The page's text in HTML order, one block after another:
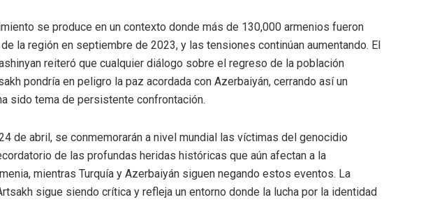
se produce en un contexto donde más de 130,000 armenios fueron
la región en septiembre de 2023, y las tensiones continúan aumentando. El
reiteró que cualquier diálogo sobre el regreso de la población
pondría en peligro la paz acordada con Azerbaiyán, cerrando así un
sido tema de persistente confrontación.
de abril, se conmemorarán a nivel mundial las víctimas del genocidio
de las profundas heridas históricas que aún afectan a la
mientras Turquía y Azerbaiyán siguen negando estos eventos. La
sigue siendo crítica y refleja un entorno donde la lucha por la identidad